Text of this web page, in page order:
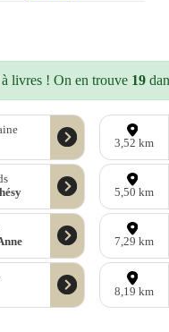
à livres ! On en trouve 19
3,52 km
5,50 km
7,29 km
8,19 km